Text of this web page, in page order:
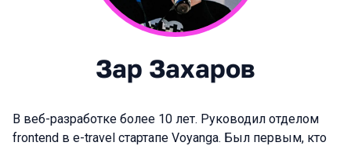
Зар Захаров
В веб-разработке более 10 лет. Руководил отделом
frontend в e-travel стартапе Voyanga. Был первым, кто